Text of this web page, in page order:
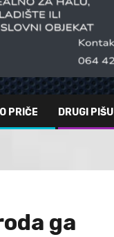
PRIČE DRUGI PIŠU
ga